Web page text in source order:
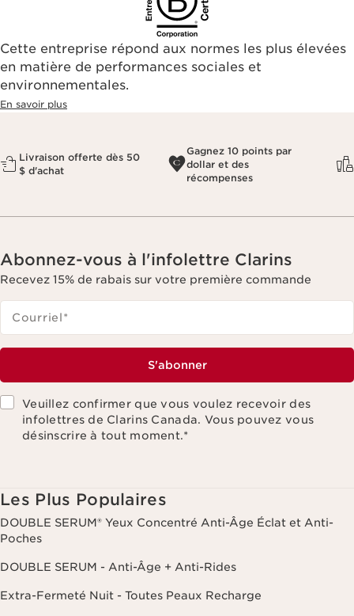
Cette entreprise répond aux normes les plus élevées
en matière de performances sociales et
environnementales.​
En savoir plus
Livraison offerte dès 50
$ d'achat
Gagnez 10 points par
dollar et des
récompenses
Abonnez-vous à l'infolettre Clarins
Recevez 15% de rabais sur votre première commande
Courriel*
S'abonner
Veuillez confirmer que vous voulez recevoir des
infolettres de Clarins Canada. Vous pouvez vous
désinscrire à tout moment.*
Les Plus Populaires
DOUBLE SERUM® Yeux Concentré Anti-Âge Éclat et Anti-
Poches
DOUBLE SERUM - Anti-Âge + Anti-Rides
Extra-Fermeté Nuit - Toutes Peaux Recharge